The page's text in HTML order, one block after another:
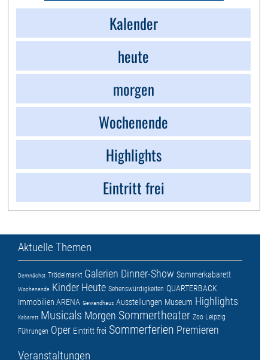
Kalender
heute
morgen
Wochenende
Highlights
Eintritt frei
Aktuelle Themen
Demnächst Trödelmarkt Galerien Dinner-Show Sommerkabarett
Wochenende Kinder Heute Sehenswürdigkeiten QUARTERBACK
Immobilien ARENA Gewandhaus Ausstellungen Museum Highlights
Kabarett Musicals Morgen Sommertheater Zoo Leipzig
Führungen Oper Eintritt frei Sommerferien Premieren
Veranstaltungen